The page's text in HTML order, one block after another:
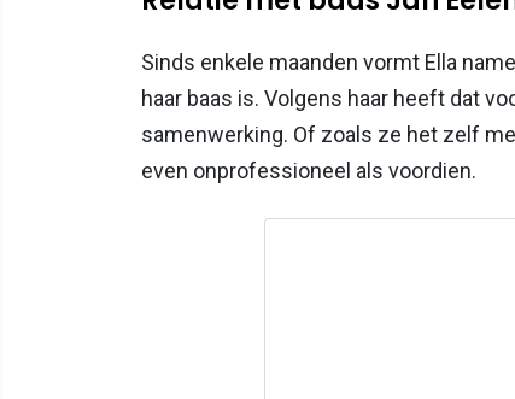
Sinds enkele maanden vormt Ella
haar baas is. Volgens haar heeft dat
samenwerking. Of zoals ze het zelf
even onprofessioneel als voordien.